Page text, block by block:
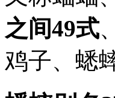
之间49式
鸡子、蟋